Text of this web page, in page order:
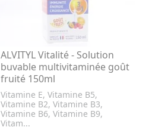
ALVITYL Vitalité - Solution
buvable multivitaminée goût
fruité 150ml
Vitamine E, Vitamine B5,
Vitamine B2, Vitamine B3,
Vitamine B6, Vitamine B9,
Vitam...